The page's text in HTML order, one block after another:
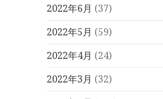
2022年6月 (37)
2022年5月 (59)
2022年4月 (24)
2022年3月 (32)